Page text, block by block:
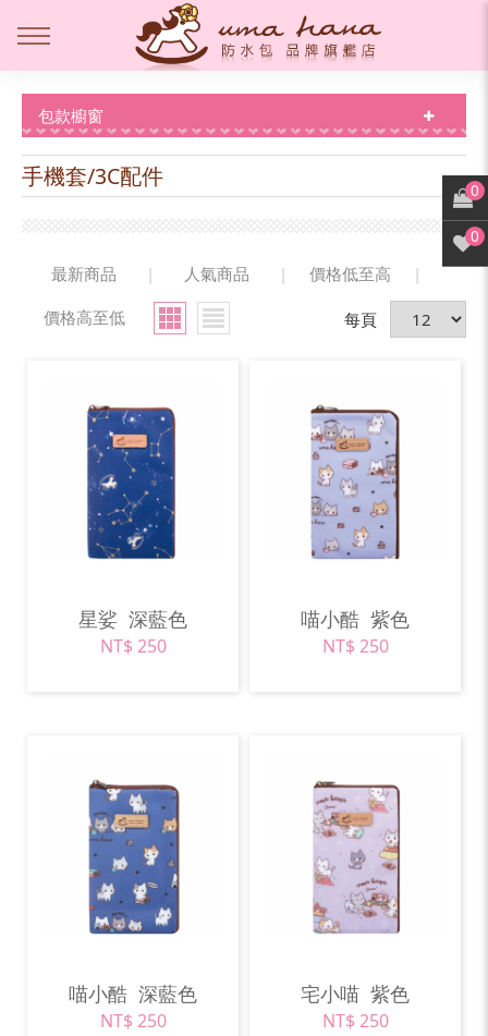
包款櫥窗
手機套/3C配件
最新商品 | 人氣商品 | 價格低至高
|
價格高至低
每頁
星娑 深藍色
NT$ 250
喵小酷 紫色
NT$ 250
喵小酷 深藍色
NT$ 250
宅小喵 紫色
NT$ 250
0
0